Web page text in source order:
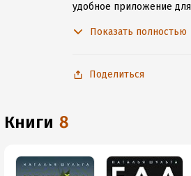
удобное приложение
Показать полностью
Поделиться
книги 8